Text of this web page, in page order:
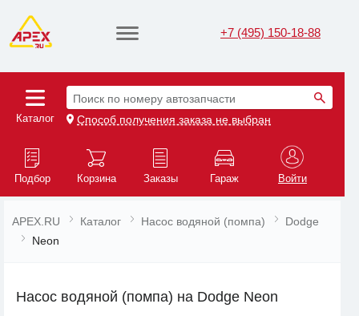
+7 (495) 150-18-88
Каталог
Поиск по номеру автозапчасти
Способ получения заказа не выбран
Подбор Корзина Заказы Гараж Войти
APEX.RU Каталог Насос водяной (помпа)
Dodge
Neon
Насос водяной (помпа) на Dodge Neon